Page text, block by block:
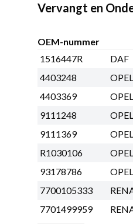
Vervangt en
OEM-nummer
1516447R
DAF
4403248
OPEL
4403369
OPEL
9111248
OPEL
9111369
OPEL
R1030106
OPEL
93178786
OPEL
7700105333
7701499959